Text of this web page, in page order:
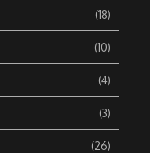
(18)
(10)
(4)
(3)
(26)